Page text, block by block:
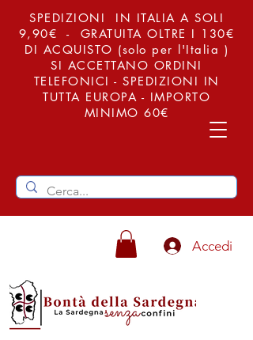
SPEDIZIONI IN ITALIA A SOLI
9,90€ - GRATUITA OLTRE I 130€
DI ACQUISTO (solo per l'Italia )
SI ACCETTANO ORDINI
TELEFONICI - SPEDIZIONI IN
TUTTA EUROPA - IMPORTO
MINIMO 60€
Accedi